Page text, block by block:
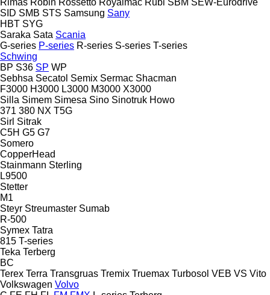
SID SMB STS Samsung Sany
HBT SYG
Saraka Sata Scania
G-series P-series R-series S-series T-series
Schwing
BP S36 SP WP
Sebhsa Secatol Semix Sermac Shacman
F3000 H3000 L3000 M3000 X3000
Silla Simem Simesa Sino Sinotruk Howo
371 380 NX T5G
Sirl Sitrak
C5H G5 G7
Somero
CopperHead
Stainmann Sterling
L9500
Stetter
M1
Steyr Streumaster Sumab
R-500
Symex Tatra
815 T-series
Teka Terberg
BC
Terex Terra Transgruas Tremix Truemax Turbosol VEB VS Vito
Volkswagen Volvo